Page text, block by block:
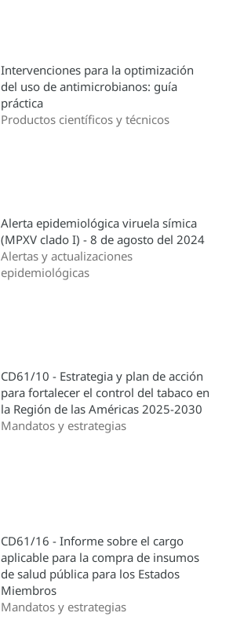
Intervenciones para la optimización
del uso de antimicrobianos: guía
práctica
Productos científicos y técnicos
Alerta epidemiológica viruela símica
(MPXV clado I) - 8 de agosto del 2024
Alertas y actualizaciones
epidemiológicas
CD61/10 - Estrategia y plan de acción
para fortalecer el control del tabaco en
la Región de las Américas 2025-2030
Mandatos y estrategias
CD61/16 - Informe sobre el cargo
aplicable para la compra de insumos
de salud pública para los Estados
Miembros
Mandatos y estrategias